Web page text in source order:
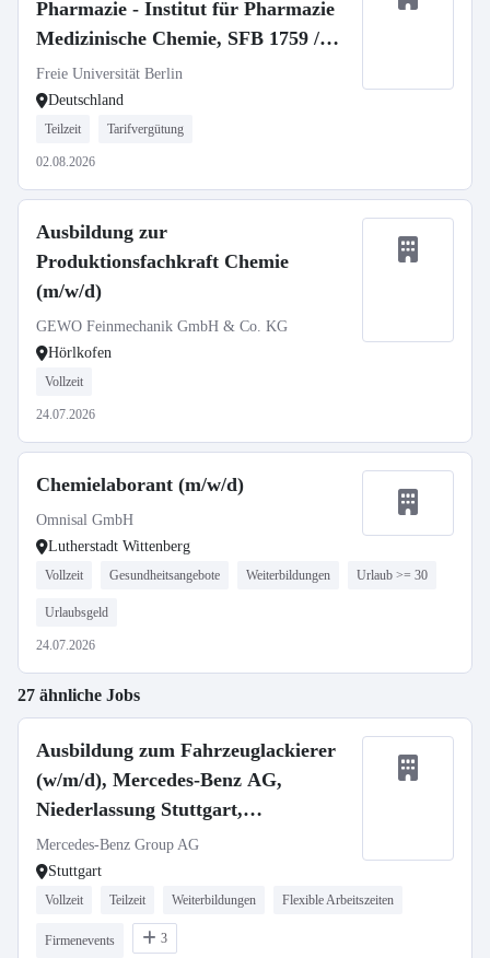
Pharmazie - Institut für Pharmazie
Medizinische Chemie, SFB 1759 /
Medicinal Chemistry, SFB 1759
Freie Universität Berlin
Deutschland
Teilzeit Tarifvergütung
02.08.2026
Ausbildung zur
Produktionsfachkraft Chemie
(m/w/d)
GEWO Feinmechanik GmbH & Co. KG
Hörlkofen
Vollzeit
24.07.2026
Chemielaborant (m/w/d)
Omnisal GmbH
Lutherstadt Wittenberg
Vollzeit Gesundheitsangebote Weiterbildungen Urlaub >= 30
Urlaubsgeld
24.07.2026
27 ähnliche Jobs
Ausbildung zum Fahrzeuglackierer
(w/m/d), Mercedes-Benz AG,
Niederlassung Stuttgart,
Ausbildungsbeginn 01.09.2027
Mercedes-Benz Group AG
Stuttgart
Vollzeit Teilzeit Weiterbildungen Flexible Arbeitszeiten
Firmenevents 3